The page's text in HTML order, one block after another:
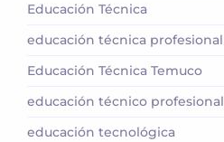
Educación Técnica
educación técnica profesional
Educación Técnica Temuco
educación técnico profesional
educación tecnológica